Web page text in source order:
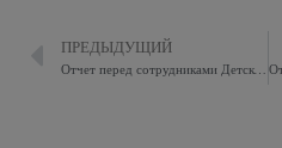
ПРЕДЫДУЩИЙ
Отчет перед сотрудниками Детской городской поликлиники №122 Департамента Здравоохранения г. Москвы